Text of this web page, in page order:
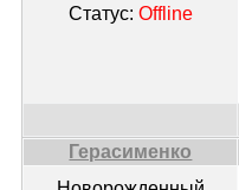
Статус: Offline
Герасименко